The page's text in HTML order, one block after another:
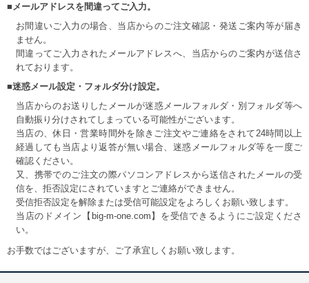
■メールアドレスを間違ってご入力。
お間違いご入力の場合、当店からのご注文確認・発送ご案内等が届き
ません。
間違ってご入力されたメールアドレスへ、当店からのご案内が送信さ
れております。
■迷惑メール設定・フォルダ分け設定。
当店からのお送りしたメールが迷惑メールフォルダ・別フォルダ等へ
自動振り分けされてしまっている可能性がございます。
当店の、休日・営業時間外を除きご注文やご連絡をされて24時間以上
経過しても当店より返答が無い場合、迷惑メールフォルダ等を一度ご
確認ください。
又、携帯でのご注文の際パソコンアドレスから送信されたメールの受
信を、拒否設定にされていますとご連絡ができません。
受信拒否設定を解除または受信可能設定をよろしくお願い致します。
当店のドメイン【big-m-one.com】を受信できるようにご設定くださ
い。
お手数ではございますが、ご了承宜しくお願い致します。